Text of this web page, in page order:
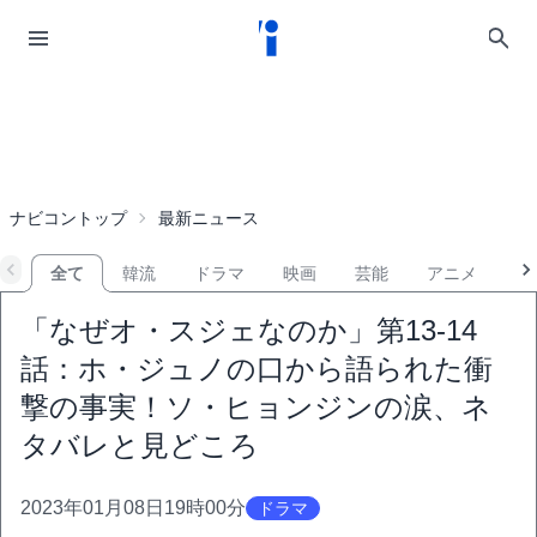
ナビコントップ 最新ニュース
全て 韓流 ドラマ 映画 芸能 アニメ
「なぜオ・スジェなのか」第13-14
話：ホ・ジュノの口から語られた衝
撃の事実！ソ・ヒョンジンの涙、ネ
タバレと見どころ
2023年01月08日19時00分 ドラマ